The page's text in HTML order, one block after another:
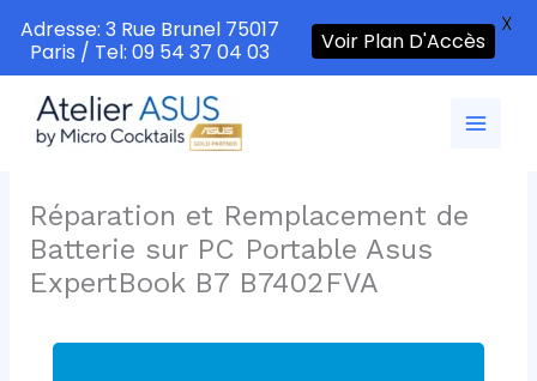
contenu
Réparation et Remplacement de
Batterie sur PC Portable Asus
ExpertBook B7 B7402FVA
Adresse: 3 Rue Brunel 75017
Paris / Tel: 09 54 37 04 03
Voir Plan D'Accès
X